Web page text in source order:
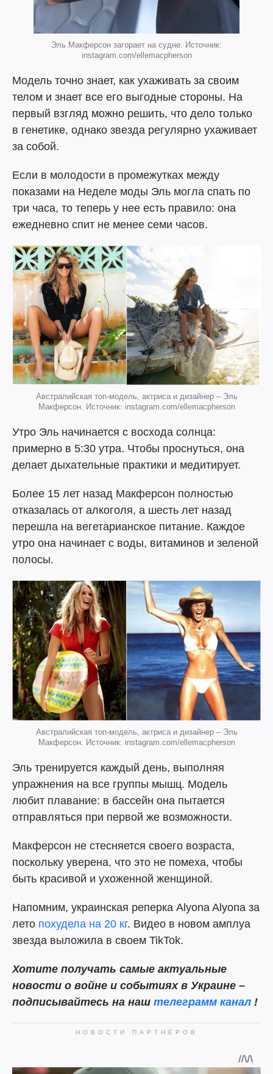
Эль Макферсон загорает на судне. Источник:
instagram.com/ellemacpherson
Модель точно знает, как ухаживать за своим
телом и знает все его выгодные стороны. На
первый взгляд можно решить, что дело только
в генетике, однако звезда регулярно ухаживает
за собой.
Если в молодости в промежутках между
показами на Неделе моды Эль могла спать по
три часа, то теперь у нее есть правило: она
ежедневно спит не менее семи часов.
Австралийская топ-модель, актриса и дизайнер – Эль
Макферсон. Источник: instagram.com/ellemacpherson
Утро Эль начинается с восхода солнца:
примерно в 5:30 утра. Чтобы проснуться, она
делает дыхательные практики и медитирует.
Более 15 лет назад Макферсон полностью
отказалась от алкоголя, а шесть лет назад
перешла на вегетарианское питание. Каждое
утро она начинает с воды, витаминов и зеленой
полосы.
Австралийская топ-модель, актриса и дизайнер – Эль
Макферсон. Источник: instagram.com/ellemacpherson
Эль тренируется каждый день, выполняя
упражнения на все группы мышц. Модель
любит плавание: в бассейн она пытается
отправляться при первой же возможности.
Макферсон не стесняется своего возраста,
поскольку уверена, что это не помеха, чтобы
быть красивой и ухоженной женщиной.
Напомним, украинская реперка Alyona Alyona за
лето похудела на 20 кг. Видео в новом амплуа
звезда выложила в своем TikTok.
Хотите получать самые актуальные
новости о войне и событиях в Украине –
подписывайтесь на наш телеграмм канал !